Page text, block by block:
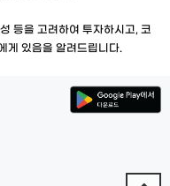
등을 고려하여 투자하시고, 코
게 있음을 알려드립니다.